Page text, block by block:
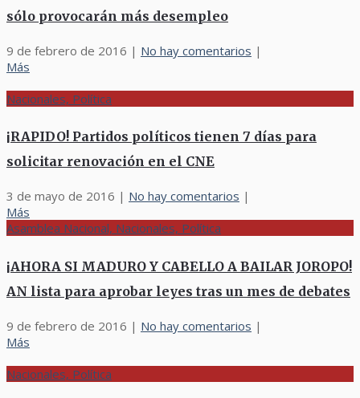
sólo provocarán más desempleo
9 de febrero de 2016 | No hay comentarios |
Más
Nacionales, Política
¡RAPIDO! Partidos políticos tienen 7 días para
solicitar renovación en el CNE
3 de mayo de 2016 | No hay comentarios |
Más
Asamblea Nacional, Nacionales, Política
¡AHORA SI MADURO Y CABELLO A BAILAR JOROPO!
AN lista para aprobar leyes tras un mes de debates
9 de febrero de 2016 | No hay comentarios |
Más
Nacionales, Política